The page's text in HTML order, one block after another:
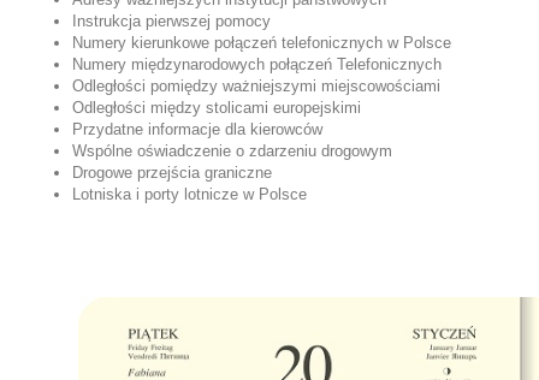
Instrukcja pierwszej pomocy
Numery kierunkowe połączeń telefonicznych w Polsce
Numery międzynarodowych połączeń Telefonicznych
Odległości pomiędzy ważniejszymi miejscowościami
Odległości między stolicami europejskimi
Przydatne informacje dla kierowców
Wspólne oświadczenie o zdarzeniu drogowym
Drogowe przejścia graniczne
Lotniska i porty lotnicze w Polsce